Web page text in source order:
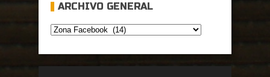
ARCHIVO GENERAL